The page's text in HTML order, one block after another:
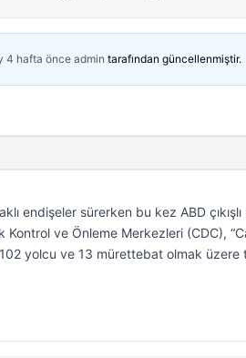
4 hafta önceadmin tarafından güncellenmiştir.
endişeler sürerken bu kez ABD
Kontrol ve Önleme Merkezleri (CDC),
yolcu ve 13 mürettebat olmak